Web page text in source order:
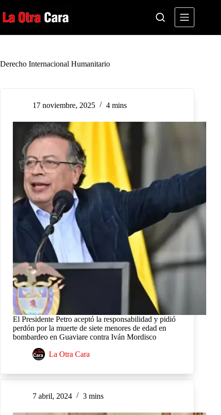
al
contenido
Derecho Internacional Humanitario
17 noviembre, 2025 4 mins
El Presidente Petro aceptó la responsabilidad y pidió
perdón por la muerte de siete menores de edad en
bombardeo en Guaviare contra Iván Mordisco
La Otra Cara
7 abril, 2024 3 mins